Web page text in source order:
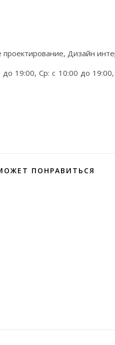
Дизайн
19:00, Ср: с 10:00 до
ПОНРАВИТЬСЯ